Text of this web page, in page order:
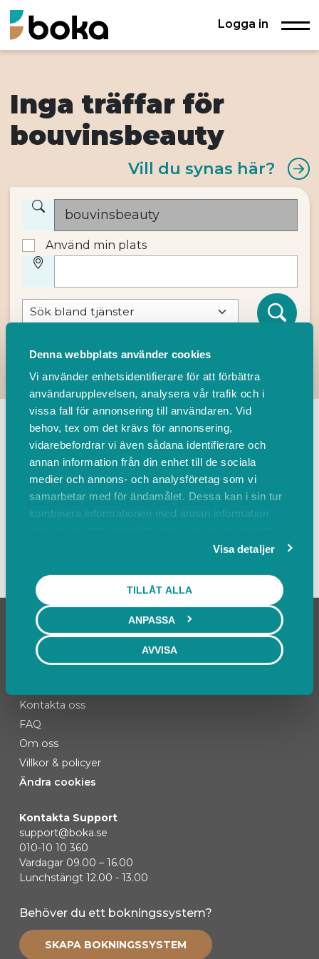
Denna webbplats använder cookies
Vi använder enhetsidentifierare för att förbättra
användarupplevelsen, analysera vår trafik och i
vissa fall för annonsering till användaren. Vid
behov, tex om det krävs för annonsering,
vidarebefordrar vi även sådana identifierare och
annan information från din enhet till de sociala
medier och annons- och analysföretag som vi
samarbetar med för ändamålet. Dessa kan i sin tur
kombinera informationen med annan information
Visa detaljer
TILLÅT ALLA
ANPASSA
AVVISA
Logga in
Använd min plats
Inga träffar för
bouvinsbeauty
Vill du synas här?
TILLBAKA
Leverantörer Events
Sortera på
Kontakta oss
FAQ
Om oss
Villkor & policyer
Ändra cookies
Kontakta Support
support@boka.se
010-10 10 360
Vardagar 09.00 – 16.00
Lunchstängt 12.00 - 13.00
Behöver du ett bokningssystem?
SKAPA BOKNINGSSYSTEM